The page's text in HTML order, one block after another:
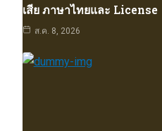
เสีย ภาษาไทยและ License
ส.ค. 8, 2026